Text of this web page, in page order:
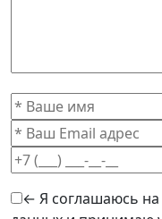
← Я соглашаюсь